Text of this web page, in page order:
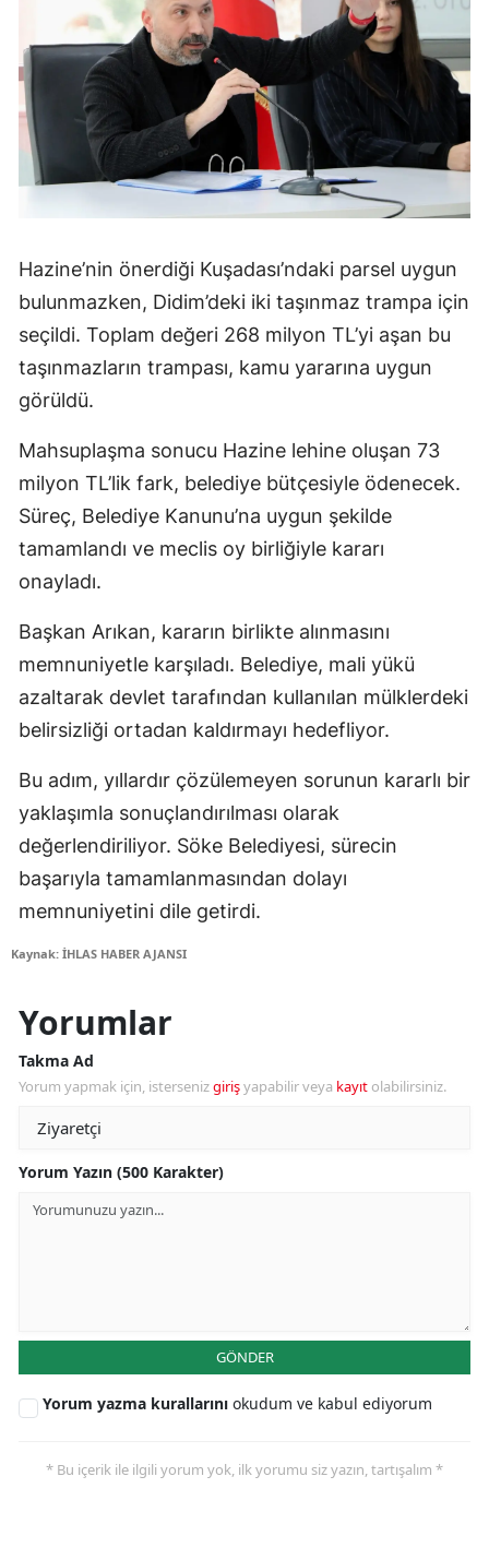
Hazine’nin önerdiği Kuşadası’ndaki parsel uygun
bulunmazken, Didim’deki iki taşınmaz trampa için
seçildi. Toplam değeri 268 milyon TL’yi aşan bu
taşınmazların trampası, kamu yararına uygun
görüldü.
Mahsuplaşma sonucu Hazine lehine oluşan 73
milyon TL’lik fark, belediye bütçesiyle ödenecek.
Süreç, Belediye Kanunu’na uygun şekilde
tamamlandı ve meclis oy birliğiyle kararı
onayladı.
Başkan Arıkan, kararın birlikte alınmasını
memnuniyetle karşıladı. Belediye, mali yükü
azaltarak devlet tarafından kullanılan mülklerdeki
belirsizliği ortadan kaldırmayı hedefliyor.
Bu adım, yıllardır çözülemeyen sorunun kararlı bir
yaklaşımla sonuçlandırılması olarak
değerlendiriliyor. Söke Belediyesi, sürecin
başarıyla tamamlanmasından dolayı
memnuniyetini dile getirdi.
Kaynak: İHLAS HABER AJANSI
Yorumlar
Takma Ad
Yorum yapmak için, istersenizgirişyapabilir veya kayıt olabilirsiniz.
Yorum Yazın (500 Karakter)
GÖNDER
Yorum yazma kurallarını okudum ve kabul ediyorum
* Bu içerik ile ilgili yorum yok, ilk yorumu siz yazın, tartışalım *